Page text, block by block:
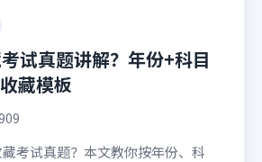
试真题讲解？年份+科目
藏模板
考试真题？本文教你按年份、科